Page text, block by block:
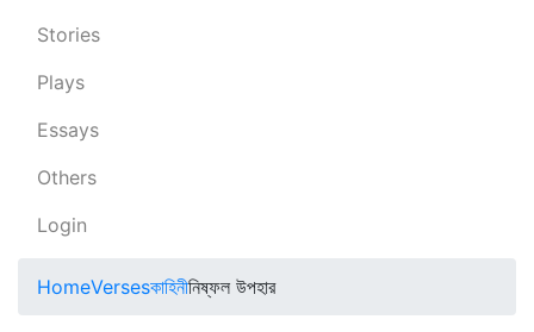
Stories
Plays
Essays
Others
Login
HomeVersesকাহিনীনিষ্ফল উপহার